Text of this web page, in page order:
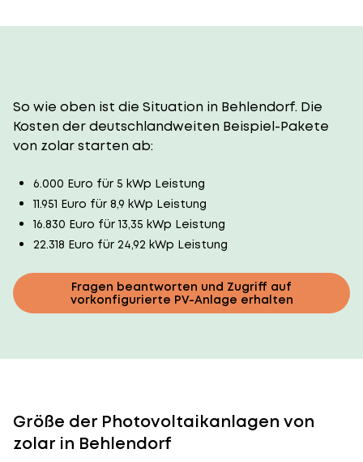
So wie oben ist die Situation in Behlendorf. Die
Kosten der deutschlandweiten Beispiel-Pakete
von zolar starten ab:
6.000 Euro für 5 kWp Leistung
11.951 Euro für 8,9 kWp Leistung
16.830 Euro für 13,35 kWp Leistung
22.318 Euro für 24,92 kWp Leistung
Fragen beantworten und Zugriff auf
vorkonfigurierte PV-Anlage erhalten
Größe der Photovoltaikanlagen von
zolar in Behlendorf